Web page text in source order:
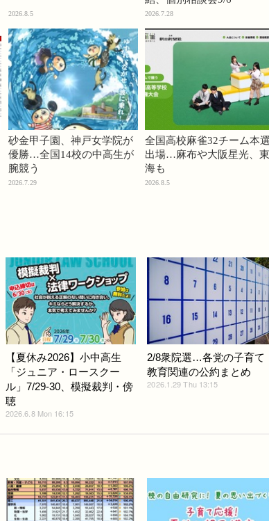
2026.8.5 2026.7.28
砂金甲子園、神戸女学院が
優勝…全国14校の中高生が
腕競う
2026.7.29
全国高校麻雀32チーム本選
出場…麻布や大阪星光、東
海も
2026.8.5
【夏休み2026】小中高生
「ジュニア・ロースクー
ル」7/29-30、模擬裁判・傍
聴
2026.6.8 Mon 16:15
2/8衆院選…各党の子育て
教育関連の公約まとめ
2026.1.29 Thu 13:15